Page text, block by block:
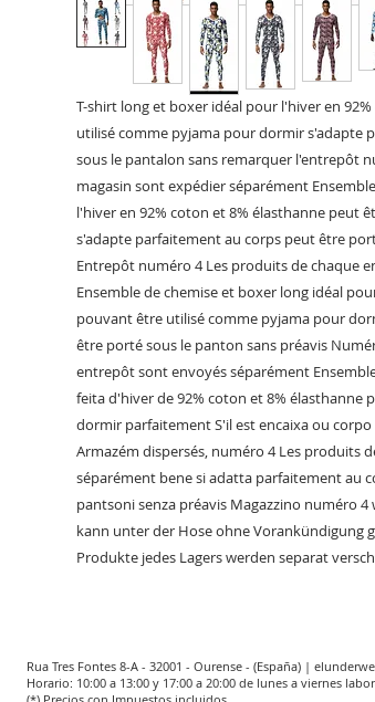
T-shirt long et boxer idéal pour l'hiver en
utilisé comme pyjama pour dormir s'adapte
sous le pantalon sans remarquer l'entrepôt
magasin sont expédier séparément
l'hiver en 92% coton et 8% élasthanne peut
s'adapte parfaitement au corps peut être
Entrepôt numéro 4 Les produits de chaque
Ensemble de chemise et boxer long idéal
pouvant être utilisé comme pyjama pour
être porté sous le panton sans préavis
entrepôt sont envoyés séparément
feita d'hiver de 92% coton et 8% élasthanne
dormir parfaitement S'il est encaixa ou
Armazém dispersés, numéro 4 Les produits
séparément bene si adatta parfaitement au
pantsoni senza préavis Magazzino numéro
kann unter der Hose ohne Vorankündigung
Produkte jedes Lagers werden separat
Rua Tres Fontes 8-A - 32001 - Ourense - (España) |
Horario: 10:00 a 13:00 y 17:00 a 20:00 de lunes a viernes